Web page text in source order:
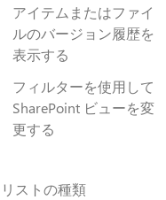
アイテムまたはファイ
ルのバージョン履歴を
表示する
フィルターを使用して
SharePoint ビューを変
更する
リストの種類